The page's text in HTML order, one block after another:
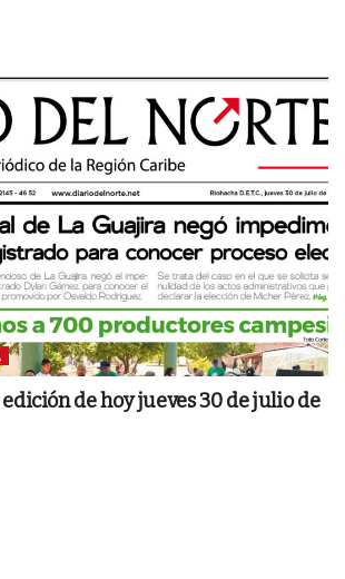
de hoy jueves 30 de julio de